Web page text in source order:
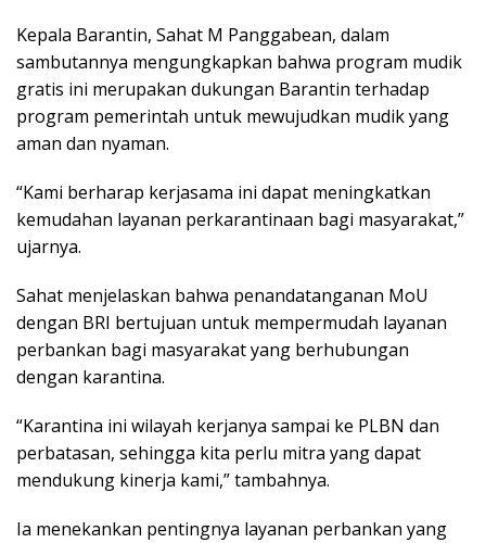
Kepala Barantin, Sahat M Panggabean, dalam
sambutannya mengungkapkan bahwa program mudik
gratis ini merupakan dukungan Barantin terhadap
program pemerintah untuk mewujudkan mudik yang
aman dan nyaman.
“Kami berharap kerjasama ini dapat meningkatkan
kemudahan layanan perkarantinaan bagi masyarakat,”
ujarnya.
Sahat menjelaskan bahwa penandatanganan MoU
dengan BRI bertujuan untuk mempermudah layanan
perbankan bagi masyarakat yang berhubungan
dengan karantina.
“Karantina ini wilayah kerjanya sampai ke PLBN dan
perbatasan, sehingga kita perlu mitra yang dapat
mendukung kinerja kami,” tambahnya.
Ia menekankan pentingnya layanan perbankan yang